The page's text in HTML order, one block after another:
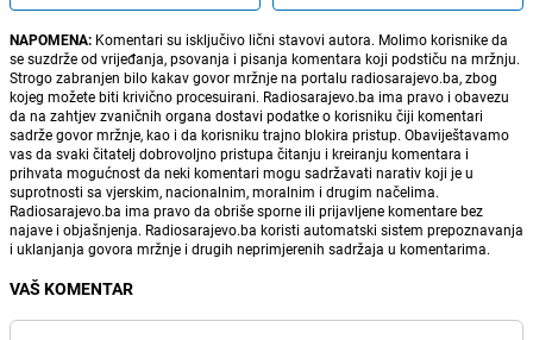
NAPOMENA: Komentari su isključivo lični stavovi autora. Molimo korisnike da
se suzdrže od vrijeđanja, psovanja i pisanja komentara koji podstiču na mržnju.
Strogo zabranjen bilo kakav govor mržnje na portalu radiosarajevo.ba, zbog
kojeg možete biti krivično procesuirani. Radiosarajevo.ba ima pravo i obavezu
da na zahtjev zvaničnih organa dostavi podatke o korisniku čiji komentari
sadrže govor mržnje, kao i da korisniku trajno blokira pristup. Obaviještavamo
vas da svaki čitatelj dobrovoljno pristupa čitanju i kreiranju komentara i
prihvata mogućnost da neki komentari mogu sadržavati narativ koji je u
suprotnosti sa vjerskim, nacionalnim, moralnim i drugim načelima.
Radiosarajevo.ba ima pravo da obriše sporne ili prijavljene komentare bez
najave i objašnjenja. Radiosarajevo.ba koristi automatski sistem prepoznavanja
i uklanjanja govora mržnje i drugih neprimjerenih sadržaja u komentarima.
VAŠ KOMENTAR